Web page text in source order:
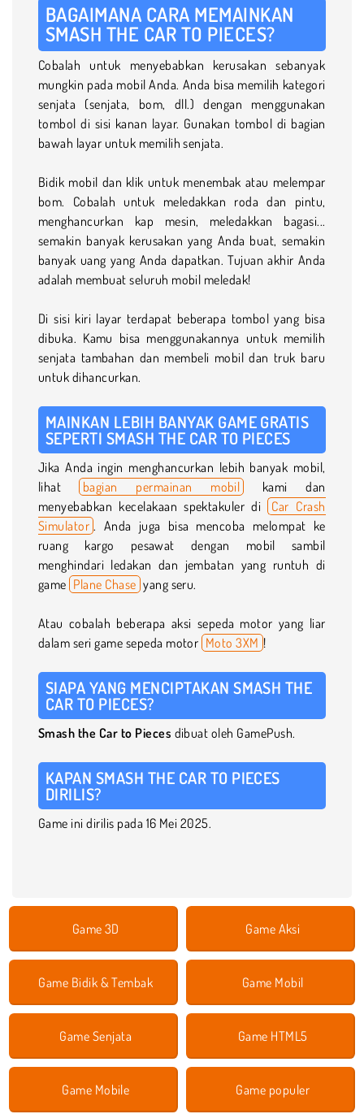
BAGAIMANA CARA MEMAINKAN
SMASH THE CAR TO PIECES?
Cobalah untuk menyebabkan kerusakan sebanyak
mungkin pada mobil Anda. Anda bisa memilih kategori
senjata (senjata, bom, dll.) dengan menggunakan
tombol di sisi kanan layar. Gunakan tombol di bagian
bawah layar untuk memilih senjata.
Bidik mobil dan klik untuk menembak atau melempar
bom. Cobalah untuk meledakkan roda dan pintu,
menghancurkan kap mesin, meledakkan bagasi...
semakin banyak kerusakan yang Anda buat, semakin
banyak uang yang Anda dapatkan. Tujuan akhir Anda
adalah membuat seluruh mobil meledak!
Di sisi kiri layar terdapat beberapa tombol yang bisa
dibuka. Kamu bisa menggunakannya untuk memilih
senjata tambahan dan membeli mobil dan truk baru
untuk dihancurkan.
MAINKAN LEBIH BANYAK GAME GRATIS
SEPERTI SMASH THE CAR TO PIECES
Jika Anda ingin menghancurkan lebih banyak mobil,
lihat
bagian permainan mobil
kami dan
menyebabkan kecelakaan spektakuler di Car Crash
Simulator . Anda juga bisa mencoba melompat ke
ruang kargo pesawat dengan mobil sambil
menghindari ledakan dan jembatan yang runtuh di
game Plane Chase yang seru.
Atau cobalah beberapa aksi sepeda motor yang liar
dalam seri game sepeda motor Moto 3XM !
SIAPA YANG MENCIPTAKAN SMASH THE
CAR TO PIECES?
Smash the Car to Pieces dibuat oleh GamePush.
KAPAN SMASH THE CAR TO PIECES
DIRILIS?
Game ini dirilis pada 16 Mei 2025.
Game 3D Game Aksi
Game Bidik & Tembak Game Mobil
Game Senjata Game HTML5
Game Mobile Game populer